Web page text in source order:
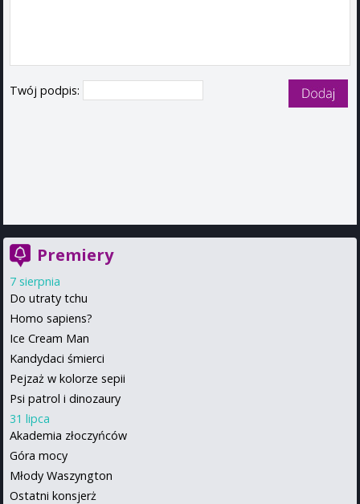
Twój podpis:
Premiery
7 sierpnia
Do utraty tchu
Homo sapiens?
Ice Cream Man
Kandydaci śmierci
Pejzaż w kolorze sepii
Psi patrol i dinozaury
31 lipca
Akademia złoczyńców
Góra mocy
Młody Waszyngton
Ostatni konsjerż